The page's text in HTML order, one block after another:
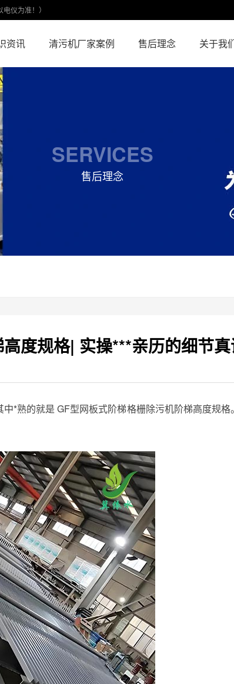
仪为准！）
资讯 清污机厂家案例 售后理念 关于我
SERVICES
售后理念
度规格| 实操***亲历的细节
*熟的就是 GF型网板式阶梯格栅除污机阶梯高度规格